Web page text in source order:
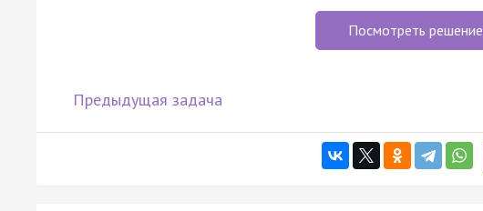
Посмотреть решение
Предыдущая задача